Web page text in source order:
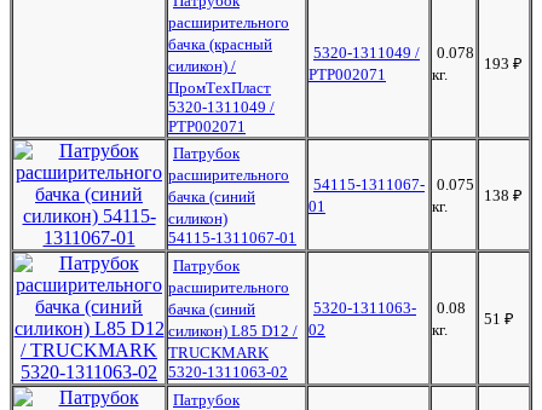
расширительного
бачка (красный
силикон) /
ПромТехПласт
5320-1311049 /
РТР002071
5320-1311049 /
РТР002071
0.078
кг.
193 ₽
Патрубок
расширительного
бачка (синий
силикон)
54115-1311067-01
54115-1311067-
01
0.075
кг.
138 ₽
Патрубок
расширительного
бачка (синий
силикон) L85 D12 /
TRUCKMARK
5320-1311063-02
5320-1311063-
02
0.08
кг.
51 ₽
Патрубок